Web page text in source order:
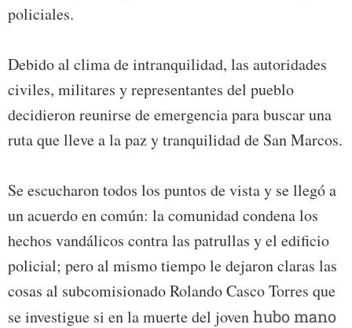
policiales.
Debido al clima de intranquilidad, las autoridades
civiles, militares y representantes del pueblo
decidieron reunirse de emergencia para buscar una
ruta que lleve a la paz y tranquilidad de San Marcos.
Se escucharon todos los puntos de vista y se llegó a
un acuerdo en común: la comunidad condena los
hechos vandálicos contra las patrullas y el edificio
policial; pero al mismo tiempo le dejaron claras las
cosas al subcomisionado Rolando Casco Torres que
se investigue si en la muerte del jovenhubo mano